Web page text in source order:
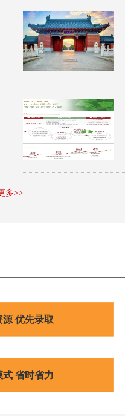
多>>
源 优先录取
式 省时省力